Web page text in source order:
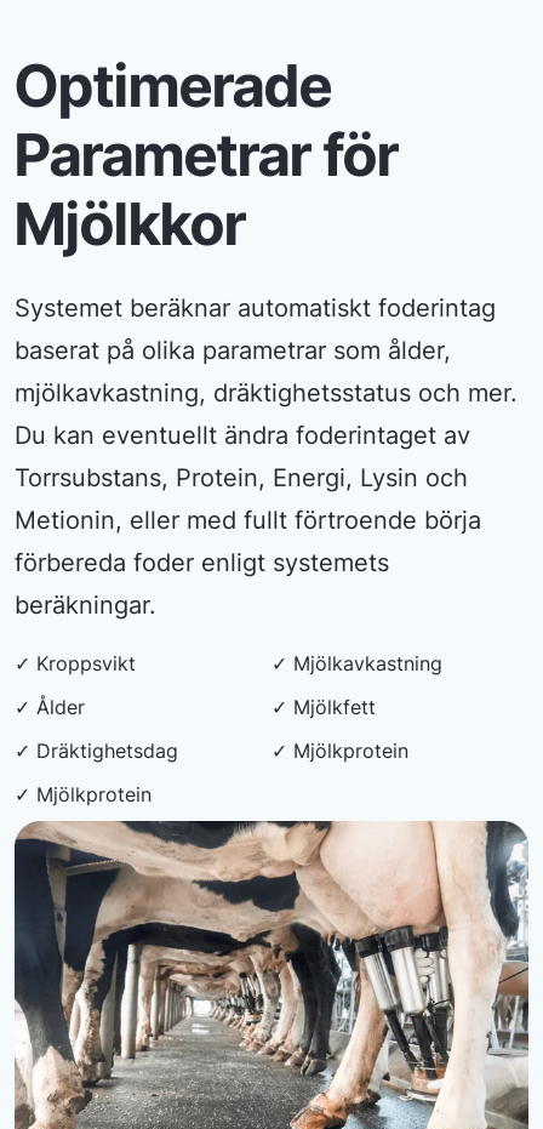
Optimerade
Parametrar för
Mjölkkor
Systemet beräknar automatiskt foderintag
baserat på olika parametrar som ålder,
mjölkavkastning, dräktighetsstatus och mer.
Du kan eventuellt ändra foderintaget av
Torrsubstans, Protein, Energi, Lysin och
Metionin, eller med fullt förtroende börja
förbereda foder enligt systemets
beräkningar.
✓ Kroppsvikt
✓ Mjölkavkastning
✓ Ålder
✓ Mjölkfett
✓ Dräktighetsdag
✓ Mjölkprotein
✓ Mjölkprotein